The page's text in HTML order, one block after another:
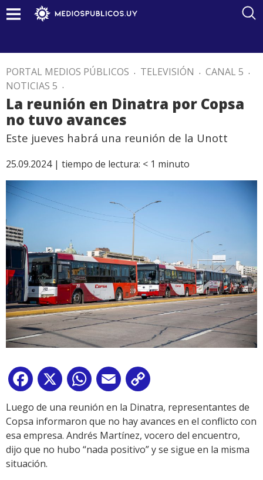
PORTAL MEDIOS PÚBLICOS . TELEVISIÓN . CANAL 5 .
NOTICIAS 5 .
La reunión en Dinatra por Copsa
no tuvo avances
Este jueves habrá una reunión de la Unott
25.09.2024 | tiempo de lectura: < 1 minuto
Facebook
X WhatsApp
Email
Link
Luego de una reunión en la Dinatra, representantes de
Copsa informaron que no hay avances en el conflicto con
esa empresa. Andrés Martínez, vocero del encuentro,
dijo que no hubo “nada positivo” y se sigue en la misma
situación.